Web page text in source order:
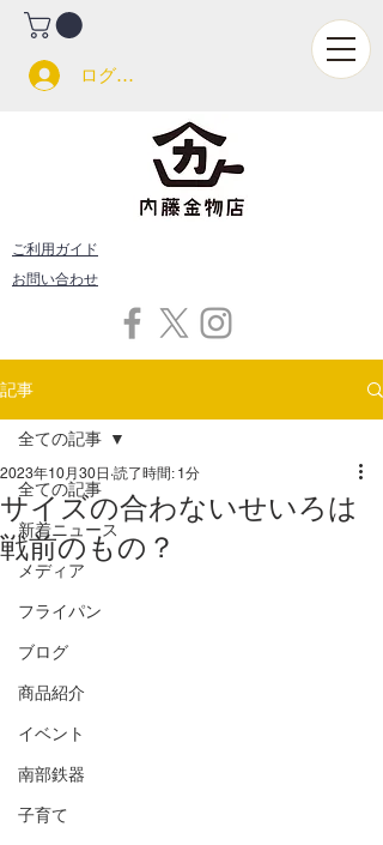
ログイン
ご利用ガイド
お問い合わせ
記事
全ての記事
新着ニュース
メディア
フライパン
ブログ
商品紹介
イベント
南部鉄器
子育て
全ての記事
サイズの合わないせいろは
戦前のもの？
2023年10月30日 読了時間: 1分